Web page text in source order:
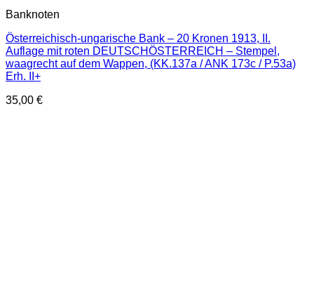
Banknoten
Österreichisch-ungarische Bank – 20 Kronen 1913, II.
Auflage mit roten DEUTSCHÖSTERREICH – Stempel,
waagrecht auf dem Wappen, (KK.137a / ANK 173c / P.53a)
Erh. II+
35,00 €